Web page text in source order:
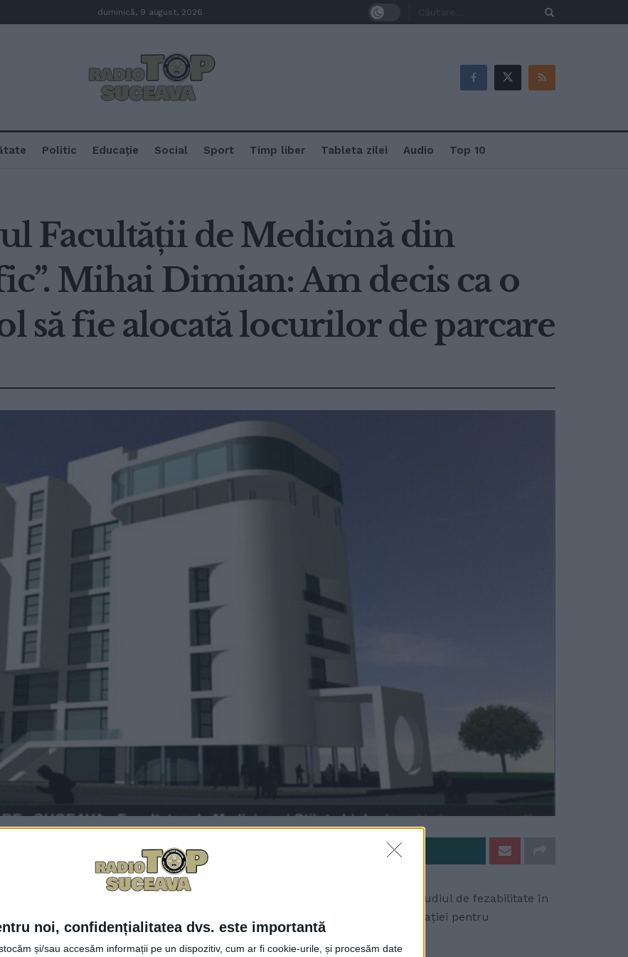
noi, confidențialitatea dvs. este importantă
și/sau accesăm informații pe un dispozitiv, cum ar fi cookie-urile, și procesăm date
duminică, 9 august, 2026
Politic Educație Social Sport Timp liber Tableta zilei Audio Top 10
Facultății de Medicină din
Mihai Dimian: Am decis ca o
să fie alocată locurilor de parcare
sînt ”în grafic”. În momentul de față eforturile sînt concentrate pe studiul de fezabilitate în
pentru autorizația de construcție, apoi proiectul tehnic care va fi supus licitației pentru
<Ștefan cel Mare>, Mihai Dimian.